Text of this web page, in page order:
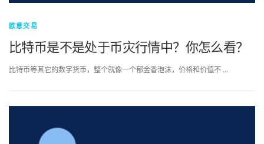
欧意交易
比特币是不是处于币灾行情中？你怎么看？
比特币等其它的数字货币，整个就像一个郁金香泡沫，价格和价值不 …